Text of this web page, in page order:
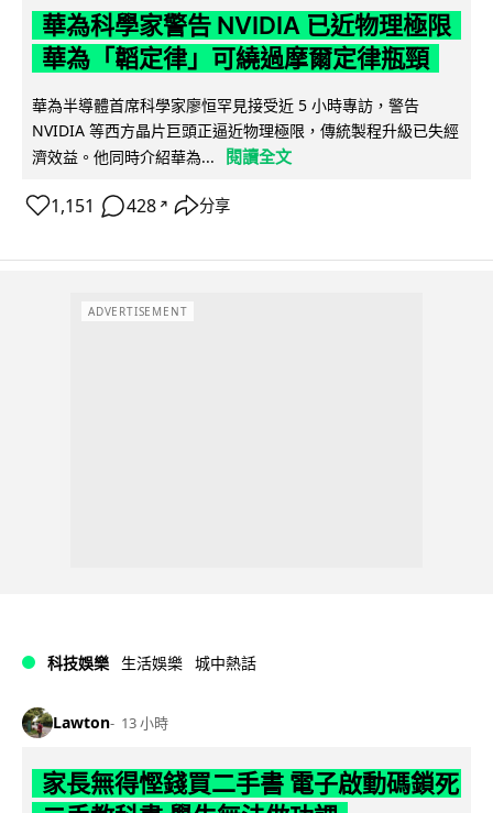
華為科學家警告 NVIDIA 已近物理極限
華為「韜定律」可繞過摩爾定律瓶頸
華為半導體首席科學家廖恒罕見接受近 5 小時專訪，警告
NVIDIA 等西方晶片巨頭正逼近物理極限，傳統製程升級已失經
濟效益。他同時介紹華為...
閱讀全文
1,151 428 ↗ 分享
ADVERTISEMENT
科技娛樂 生活娛樂 城中熱話
Lawton 13 小時
家長無得慳錢買二手書 電子啟動碼鎖死